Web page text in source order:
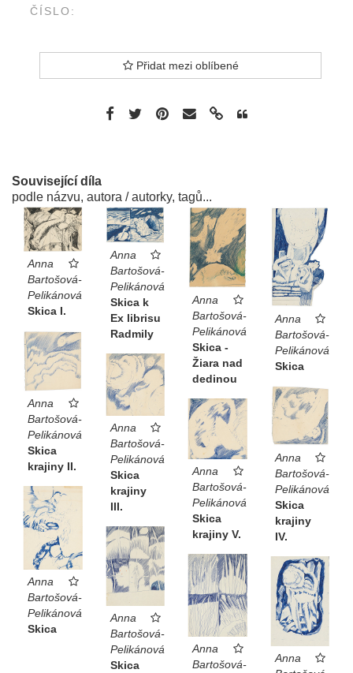
ČÍSLO:
Přidat mezi oblíbené
Související díla
podle názvu, autora / autorky, tagů...
Anna
Bartošová-
Pelikánová
Skica I.
Anna
Bartošová-
Pelikánová
Skica k
Ex librisu
Radmily
Anna
Bartošová-
Pelikánová
Skica -
Žiara nad
dedinou
Anna
Bartošová-
Pelikánová
Skica
Anna
Bartošová-
Pelikánová
Skica
krajiny II.
Anna
Bartošová-
Pelikánová
Skica
krajiny
III.
Anna
Bartošová-
Pelikánová
Skica
krajiny
IV.
Anna
Bartošová-
Pelikánová
Skica
krajiny V.
Anna
Bartošová-
Pelikánová
Skica
Anna
Bartošová-
Pelikánová
Skica
Anna
Bartošová-
Anna